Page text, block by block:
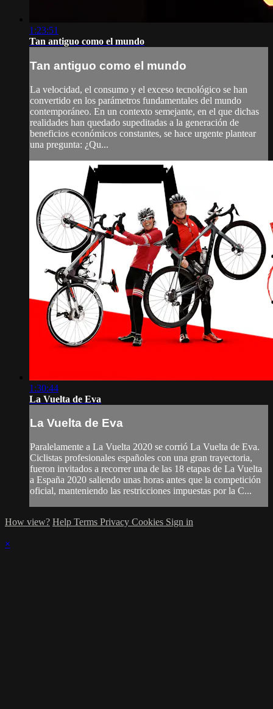
1:23:51
Tan antiguo como el mundo
Tan antiguo como el mundo
La velocidad, el consumo y el exceso tecnológico se han
convertido en los parámetros fundamentales del mundo
contemporáneo. En un contexto semejante, en el que dichas
realidades han quedado supeditadas a la generación de
beneficios económicos constantes, se hace urgente plantear
una pregunta: ¿Qu...
1:30:44
La Vuelta de Eva
La Vuelta de Eva
Paralelamente a La Vuelta 2020 se corrió La Vuelta de Eva.
Ciclistas profesionales españoles con una gran trayectoria,
fueron invitados a recorrer una de las 18 etapas de La Vuelta
a España 2020 saliendo unas horas antes que la competición
oficial, manteniendo las restricciones impuestas por la C...
How view? Help Terms Privacy Cookies Sign in
×